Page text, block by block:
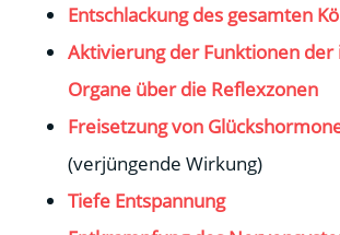
Entschlackung des gesamten
Aktivierung der Funktionen der
Organe über die Reflexzonen
Freisetzung von
(verjüngende Wirkung)
Tiefe Entspannung